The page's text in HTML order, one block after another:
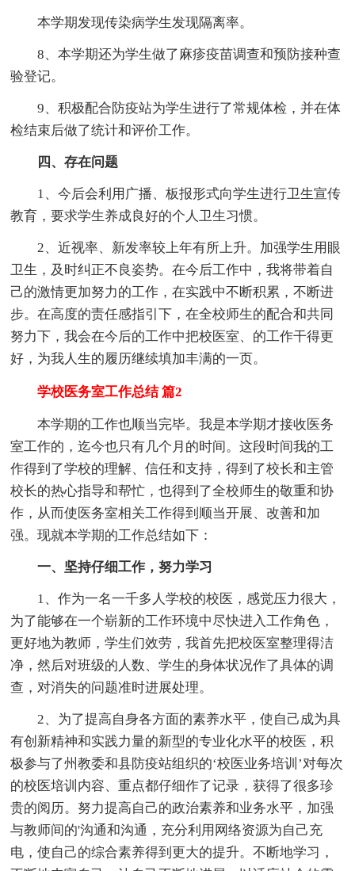
本学期发现传染病学生发现隔离率。
8、本学期还为学生做了麻疹疫苗调查和预防接种查
验登记。
9、积极配合防疫站为学生进行了常规体检，并在体
检结束后做了统计和评价工作。
四、存在问题
1、今后会利用广播、板报形式向学生进行卫生宣传
教育，要求学生养成良好的个人卫生习惯。
2、近视率、新发率较上年有所上升。加强学生用眼
卫生，及时纠正不良姿势。在今后工作中，我将带着自
己的激情更加努力的工作，在实践中不断积累，不断进
步。在高度的责任感指引下，在全校师生的配合和共同
努力下，我会在今后的工作中把校医室、的工作干得更
好，为我人生的履历继续填加丰满的一页。
学校医务室工作总结 篇2
本学期的工作也顺当完毕。我是本学期才接收医务
室工作的，迄今也只有几个月的时间。这段时间我的工
作得到了学校的理解、信任和支持，得到了校长和主管
校长的热心指导和帮忙，也得到了全校师生的敬重和协
作，从而使医务室相关工作得到顺当开展、改善和加
强。现就本学期的工作总结如下：
一、坚持仔细工作，努力学习
1、作为一名一千多人学校的校医，感觉压力很大，
为了能够在一个崭新的工作环境中尽快进入工作角色，
更好地为教师，学生们效劳，我首先把校医室整理得洁
净，然后对班级的人数、学生的身体状况作了具体的调
查，对消失的问题准时进展处理。
2、为了提高自身各方面的素养水平，使自己成为具
有创新精神和实践力量的新型的专业化水平的校医，积
极参与了州教委和县防疫站组织的‘校医业务培训’对每次
的校医培训内容、重点都仔细作了记录，获得了很多珍
贵的阅历。努力提高自己的政治素养和业务水平，加强
与教师间的'沟通和沟通，充分利用网络资源为自己充
电，使自己的综合素养得到更大的提升。不断地学习，